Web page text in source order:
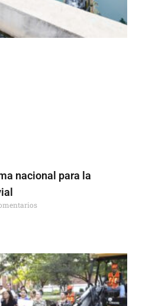
nacional para la